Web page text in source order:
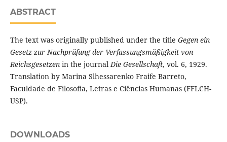
ABSTRACT
The text was originally published under the title Gegen ein
Gesetz zur Nachprüfung der Verfassungsmäßigkeit von
Reichsgesetzenin the journal Die Gesellschaft, vol. 6, 1929.
Translation by Marina Slhessarenko Fraife Barreto,
Faculdade de Filosofia, Letras e Ciências Humanas (FFLCH-
USP).
DOWNLOADS